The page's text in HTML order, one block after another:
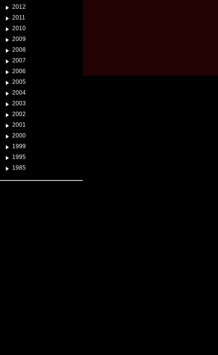
2012
2011
2010
2009
2008
2007
2006
2005
2004
2003
2002
2001
2000
1999
1995
1985